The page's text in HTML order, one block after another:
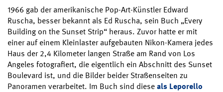
1966 gab der amerikanische Pop-Art-Künstler Edward
Ruscha, besser bekannt als Ed Ruscha, sein Buch „Every
Building on the Sunset Strip“ heraus. Zuvor hatte er mit
einer auf einem Kleinlaster aufgebauten Nikon-Kamera jedes
Haus der 2,4 Kilometer langen Straße am Rand von Los
Angeles fotografiert, die eigentlich ein Abschnitt des Sunset
Boulevard ist, und die Bilder beider Straßenseiten zu
Panoramen verarbeitet. Im Buch sind dieseals Leporello